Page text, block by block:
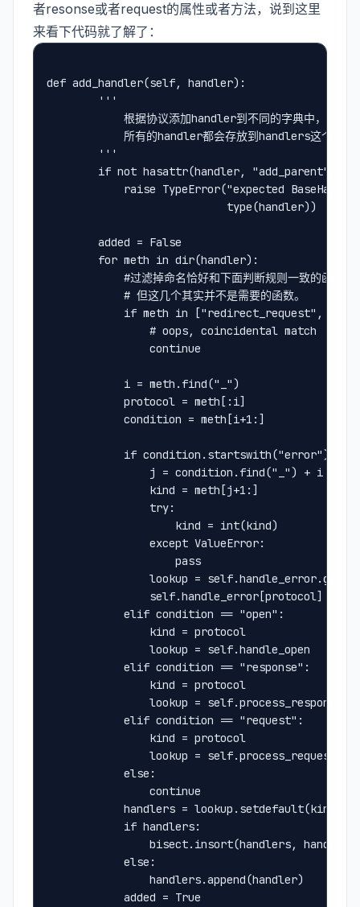
者resonse或者request的属性或者方法，说到这里
来看下代码就了解了：
def add_handler(self, handler):
        '''
            根据协议添加handler到不同的字典中，
所有的handler都会存放到handlers这个list
        '''
        if not hasattr(handler, "add_parent"):
raise TypeError("expected
                            type(handler))
        added = False
        for meth in dir(handler):
            #过滤掉命名恰好和下面判断规则一致的函数。
            # 但这几个其实并不是需要的函数。
if meth in ["redirect_request",
                # oops, coincidental match
                continue
            i = meth.find("_")
            protocol = meth[:i]
            condition = meth[i+1:]
            if condition.startswith("error"):
                j = condition.find("_") + i + 1
                kind = meth[j+1:]
                try:
                    kind = int(kind)
                except ValueError:
                    pass
lookup =
self.handle_error[protocol] =
            elif condition == "open":
                kind = protocol
                lookup = self.handle_open
            elif condition == "response":
                kind = protocol
                lookup = self.process_response
            elif condition == "request":
                kind = protocol
                lookup = self.process_request
            else:
                continue
handlers = lookup.setdefault(kind,
            if handlers:
                bisect.insort(handlers, handler)
            else:
                handlers.append(handler)
            added = True